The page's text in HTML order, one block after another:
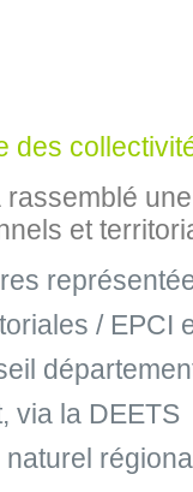
des
rassemblé
et
/ EPCI
via la DEETS